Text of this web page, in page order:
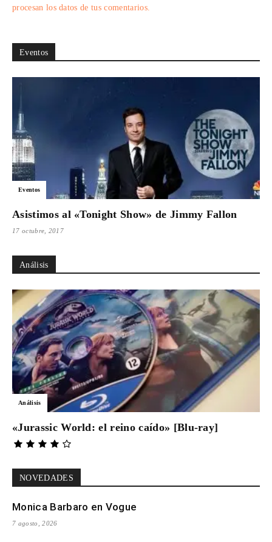
procesan los datos de tus comentarios.
Eventos
Eventos
Asistimos al «Tonight Show» de Jimmy Fallon
17 octubre, 2017
Análisis
Análisis
«Jurassic World: el reino caído» [Blu-ray]
NOVEDADES
Monica Barbaro en Vogue
7 agosto, 2026